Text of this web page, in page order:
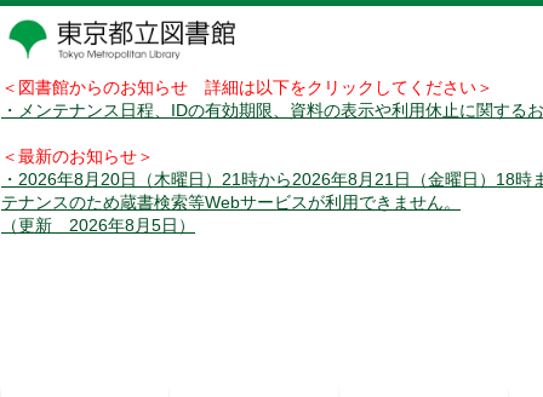
＜図書館からのお知らせ 詳細は以下をクリックしてください＞
・メンテナンス日程、IDの有効期限、資料の表示や利用休止に関する
＜最新のお知らせ＞
・2026年8月20日（木曜日）21時から2026年8月21日（金曜日）18時
テナンスのため蔵書検索等Webサービスが利用できません。
（更新 2026年8月5日）